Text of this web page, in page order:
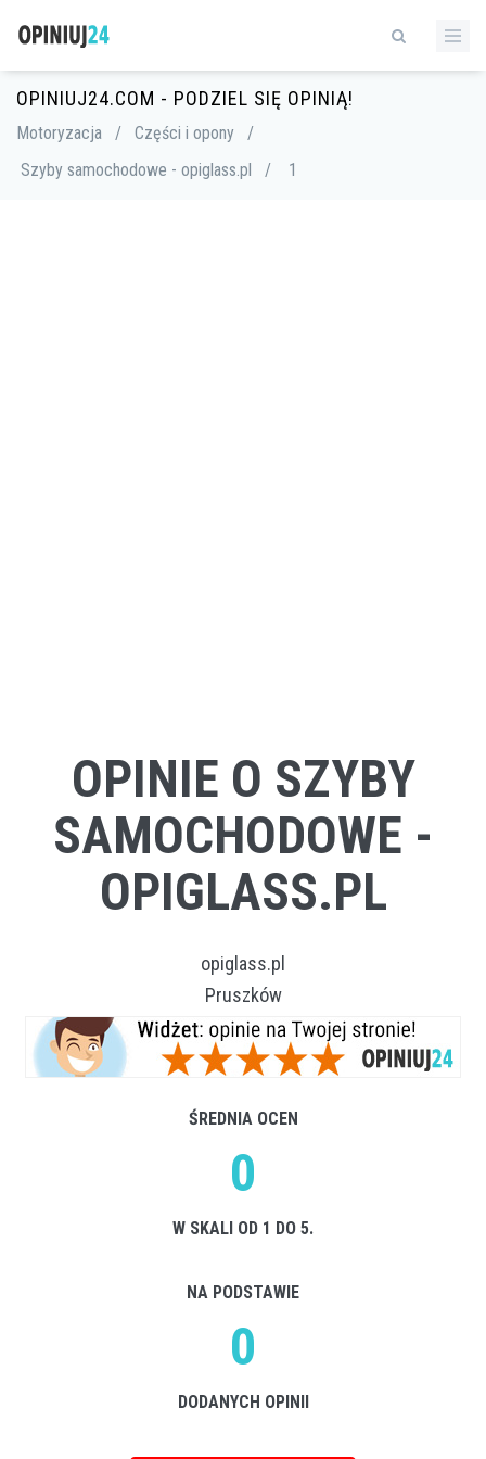
OPINIUJ24.COM - PODZIEL SIĘ OPINIĄ!
Motoryzacja / Części i opony
/
Szyby samochodowe - opiglass.pl
/ 1
OPINIE O SZYBY
SAMOCHODOWE -
OPIGLASS.PL
opiglass.pl
Pruszków
ŚREDNIA OCEN
0
W SKALI OD 1 DO 5.
NA PODSTAWIE
0
DODANYCH OPINII